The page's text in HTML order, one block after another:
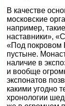
В качестве
московские
например,
наставники»,
«Под покровом
пустыне.
наличие в
и вообще
экспонатов
какими угодно
хронологии